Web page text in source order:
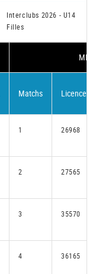
Interclubs 2026 - U14
Filles
Matchs Licence
1 26968
2 27565
3 35570
4 36165